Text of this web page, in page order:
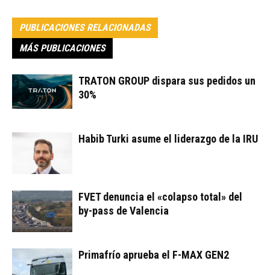
PUBLICACIONES RELACIONADAS
MÁS PUBLICACIONES
TRATON GROUP dispara sus pedidos un
30%
Habib Turki asume el liderazgo de la IRU
FVET denuncia el «colapso total» del
by-pass de Valencia
Primafrío aprueba el F-MAX GEN2